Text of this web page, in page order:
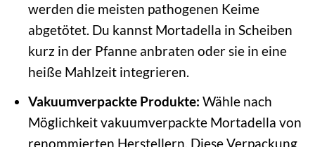
werden die meisten pathogenen Keime
abgetötet. Du kannst Mortadella in Scheiben
kurz in der Pfanne anbraten oder sie in eine
heiße Mahlzeit integrieren.
Vakuumverpackte Produkte: Wähle nach
Möglichkeit vakuumverpackte Mortadella von
renommierten Herstellern. Diese Verpackung